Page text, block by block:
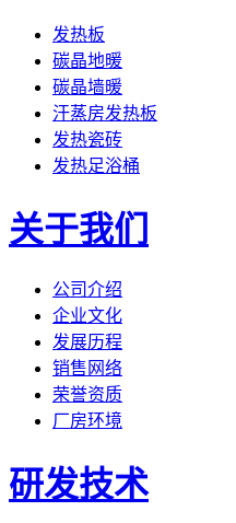
发热板
碳晶地暖
碳晶墙暖
汗蒸房发热板
发热瓷砖
发热足浴桶
关于我们
公司介绍
企业文化
发展历程
销售网络
荣誉资质
厂房环境
研发技术